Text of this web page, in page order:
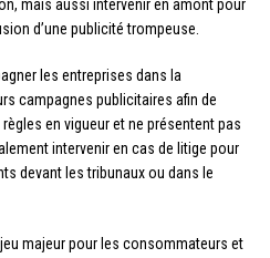
mais aussi intervenir en amont pour
d’une publicité trompeuse.
les entreprises dans la
campagnes publicitaires afin de
en vigueur et ne présentent pas
intervenir en cas de litige pour
devant les tribunaux ou dans le
majeur pour les consommateurs et